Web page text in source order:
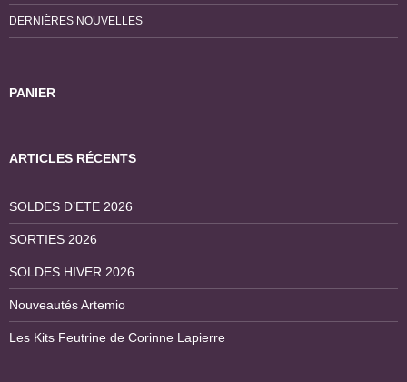
DERNIÈRES NOUVELLES
PANIER
ARTICLES RÉCENTS
SOLDES D’ETE 2026
SORTIES 2026
SOLDES HIVER 2026
Nouveautés Artemio
Les Kits Feutrine de Corinne Lapierre